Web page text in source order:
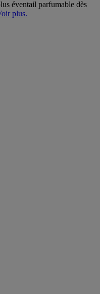
éventail parfumable dès
plus.